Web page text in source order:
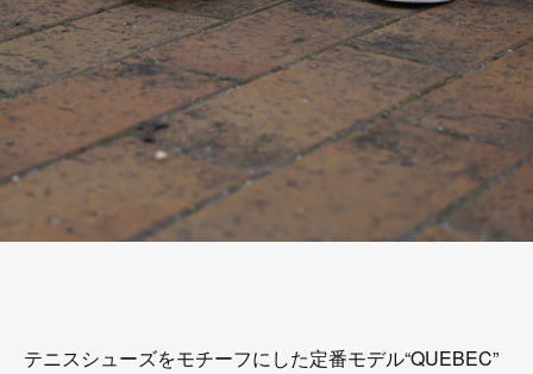
テニスシューズをモチーフにした定番モデル“QUEBEC”